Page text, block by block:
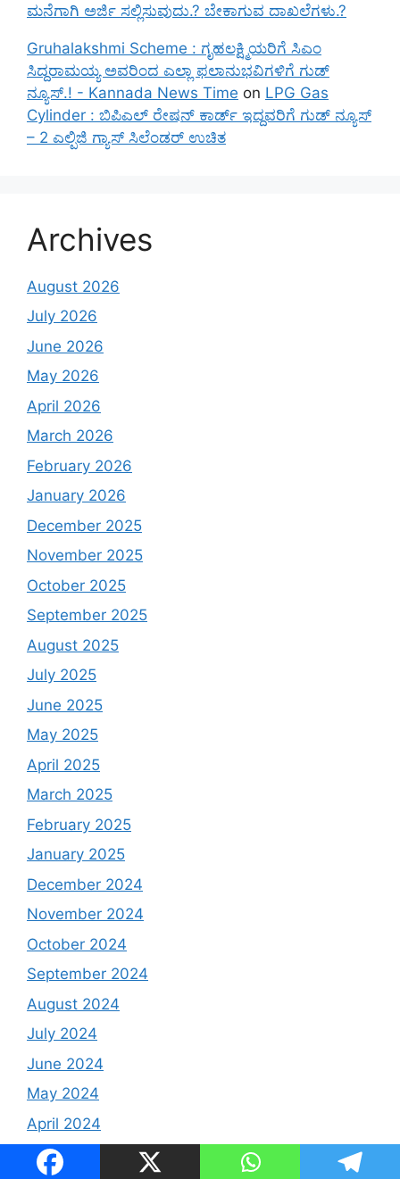
ಮನೆಗಾಗಿ ಅರ್ಜಿ ಸಲ್ಲಿಸುವುದು.? ಬೇಕಾಗುವ ದಾಖಲೆಗಳು.?
Gruhalakshmi Scheme : ಗೃಹಲಕ್ಷ್ಮಿಯರಿಗೆ ಸಿಎಂ
ಸಿದ್ದರಾಮಯ್ಯ ಅವರಿಂದ ಎಲ್ಲಾ ಫಲಾನುಭವಿಗಳಿಗೆ ಗುಡ್
ನ್ಯೂಸ್.! - Kannada News Time on LPG Gas
Cylinder : ಬಿಪಿಎಲ್ ರೇಷನ್ ಕಾರ್ಡ್ ಇದ್ದವರಿಗೆ ಗುಡ್ ನ್ಯೂಸ್
– 2 ಎಲ್ಪಿಜಿ ಗ್ಯಾಸ್ ಸಿಲೆಂಡರ್ ಉಚಿತ
Archives
August 2026
July 2026
June 2026
May 2026
April 2026
March 2026
February 2026
January 2026
December 2025
November 2025
October 2025
September 2025
August 2025
July 2025
June 2025
May 2025
April 2025
March 2025
February 2025
January 2025
December 2024
November 2024
October 2024
September 2024
August 2024
July 2024
June 2024
May 2024
April 2024
February 2024